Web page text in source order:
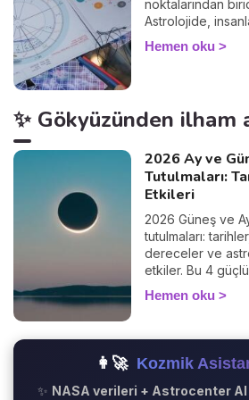
noktalarından
Astrolojide,
nasıl gördüğünü
diğerleriyle olan
ve ilişkileriniz
yükselen burç
nasıl yapılır?
ihtiyacınız olan
%100 güvenilir bir
alacağınızdan
olabilirsiniz 🙏.
Hemen oku
✨ Gökyüzünden ilham
2026 Ay ve
Tutulmaları:
Etkileri
2026 Güneş ve
tutulmaları: tarihler,
dereceler ve
etkiler. Bu 4 güçlü
fenomenin
etkilediğini
Hemen oku
👩‍🚀 Kozmik
✨ NASA verileri + Astrocenter